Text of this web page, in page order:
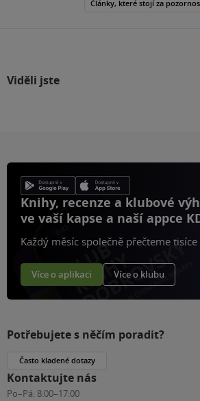
Články, které stojí za
Viděli jste
Knihy, recenze a klubové
ve vaší kapse a naší appce
Každý měsíc společně přečteme
Více o aplikaci Více o klubu
Potřebujete s něčím poradit?
Často kladené dotazy
Kontaktujte nás
Po–Pá: 8:00–17:00